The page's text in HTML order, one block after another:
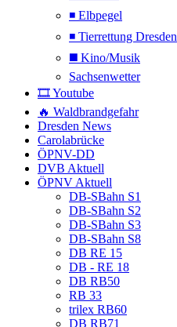
◾ Elbpegel
◾ Tierrettung Dresden
◼️ Kino/Musik
Sachsenwetter
🎞️ Youtube
🔥 Waldbrandgefahr
Dresden News
Carolabrücke
ÖPNV-DD
DVB Aktuell
ÖPNV Aktuell
DB-SBahn S1
DB-SBahn S2
DB-SBahn S3
DB-SBahn S8
DB RE 15
DB - RE 18
DB RB50
RB 33
trilex RB60
DB RB71